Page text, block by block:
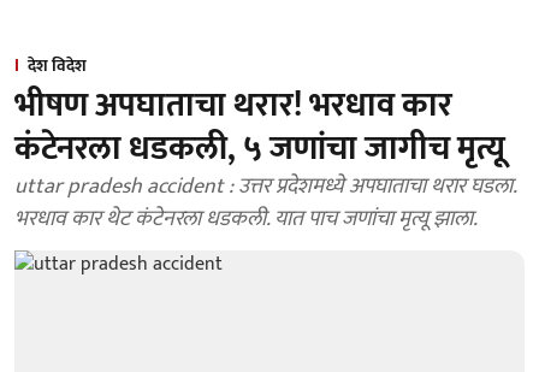
देश विदेश
भीषण अपघाताचा थरार! भरधाव कार
कंटेनरला धडकली, ५ जणांचा जागीच मृत्यू
uttar pradesh accident : उत्तर प्रदेशमध्ये अपघाताचा थरार घडला.
भरधाव कार थेट कंटेनरला धडकली. यात पाच जणांचा मृत्यू झाला.